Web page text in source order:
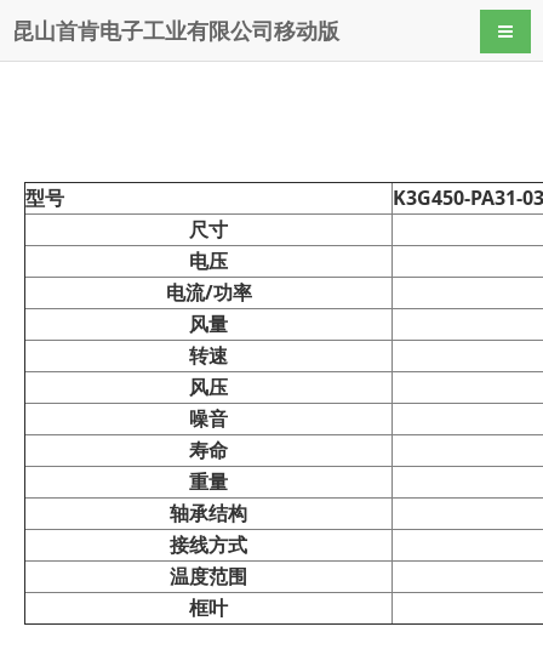
昆山首肯电子工业有限公司移动版 导航
型号
K3G450-PA31-
尺寸
电压
电流/功率
风量
转速
风压
噪音
寿命
重量
轴承结构
接线方式
温度范围
框叶